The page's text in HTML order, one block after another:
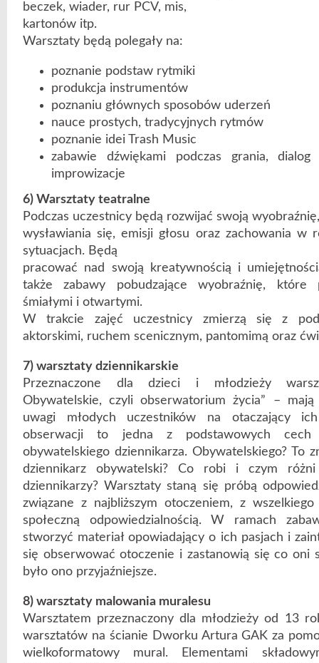
beczek, wiader, rur PCV, mis,
kartonów itp.
Warsztaty będą polegały na:
poznanie podstaw rytmiki
produkcja instrumentów
poznaniu głównych sposobów uderzeń
nauce prostych, tradycyjnych rytmów
poznanie idei Trash Music
zabawie dźwiękami podczas grania,
improwizacje
6) Warsztaty teatralne
Podczas uczestnicy będą rozwijać swoją
wysławiania się, emisji głosu oraz zachowania w
sytuacjach. Będą
pracować nad swoją kreatywnością i
także zabawy pobudzające wyobraźnię, które
śmiałymi i otwartymi.
W trakcie zajęć uczestnicy zmierzą się z
aktorskimi, ruchem scenicznym, pantomimą oraz
7) warsztaty dziennikarskie
Przeznaczone dla dzieci i młodzieży
Obywatelskie, czyli obserwatorium życia” –
uwagi młodych uczestników na otaczający
obserwacji to jedna z podstawowych
obywatelskiego dziennikarza. Obywatelskiego? To
dziennikarz obywatelski? Co robi i czym
dziennikarzy? Warsztaty staną się próbą
związane z najbliższym otoczeniem, z
społeczną odpowiedzialnością. W ramach
stworzyć materiał opowiadający o ich pasjach i
się obserwować otoczenie i zastanowią się co oni
było ono przyjaźniejsze.
8) warsztaty malowania muralesu
Warsztatem przeznaczony dla młodzieży od 13
warsztatów na ścianie Dworku Artura GAK za
wielkoformatowy mural. Elementami